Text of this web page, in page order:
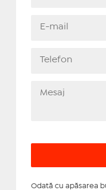
Odată cu apăsarea